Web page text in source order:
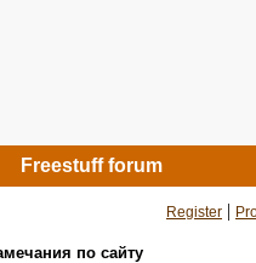
Freestuff forum
Register |
по сайту